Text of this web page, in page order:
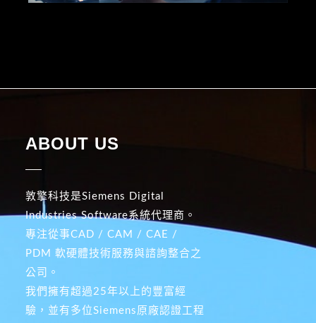
ABOUT US
敦擎科技是Siemens Digital
Industries Software系統代理商。
專注從事CAD / CAM / CAE /
PDM 軟硬體技術服務與諮詢整合之
公司。
我們擁有超過25年以上的豐富經
驗，並有多位Siemens原廠認證工程